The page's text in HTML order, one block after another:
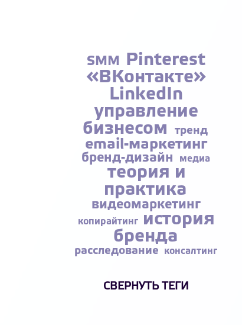
SMM
Pinterest
«ВКонтакте»
LinkedIn
управление
бизнесом
тренд
email-маркетинг
бренд-дизайн медиа
теория и
практика
видеомаркетинг
копирайтинг
история
бренда
расследование консалтинг
СВЕРНУТЬ ТЕГИ